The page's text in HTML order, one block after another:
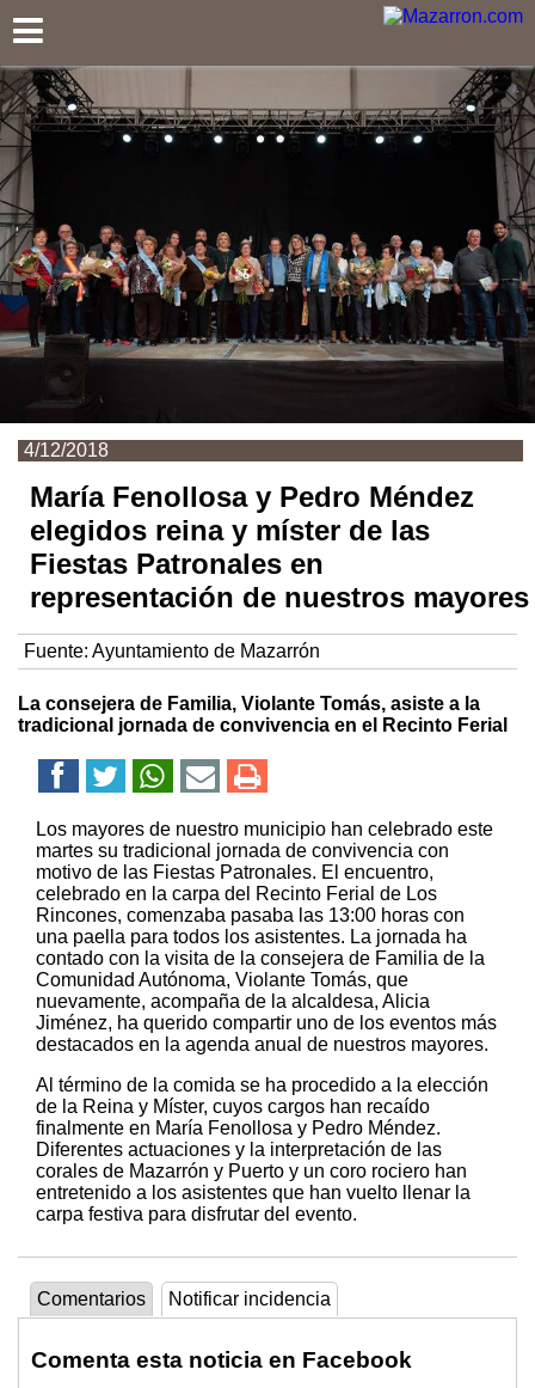
4/12/2018
María Fenollosa y Pedro Méndez
elegidos reina y míster de las
Fiestas Patronales en
representación de nuestros mayores
Fuente: Ayuntamiento de Mazarrón
La consejera de Familia, Violante Tomás, asiste a la
tradicional jornada de convivencia en el Recinto Ferial
Los mayores de nuestro municipio han celebrado este
martes su tradicional jornada de convivencia con
motivo de las Fiestas Patronales. El encuentro,
celebrado en la carpa del Recinto Ferial de Los
Rincones, comenzaba pasaba las 13:00 horas con
una paella para todos los asistentes. La jornada ha
contado con la visita de la consejera de Familia de la
Comunidad Autónoma, Violante Tomás, que
nuevamente, acompaña de la alcaldesa, Alicia
Jiménez, ha querido compartir uno de los eventos más
destacados en la agenda anual de nuestros mayores.
Al término de la comida se ha procedido a la elección
de la Reina y Míster, cuyos cargos han recaído
finalmente en María Fenollosa y Pedro Méndez.
Diferentes actuaciones y la interpretación de las
corales de Mazarrón y Puerto y un coro rociero han
entretenido a los asistentes que han vuelto llenar la
carpa festiva para disfrutar del evento.
Comentarios Notificar incidencia
Comenta esta noticia en Facebook